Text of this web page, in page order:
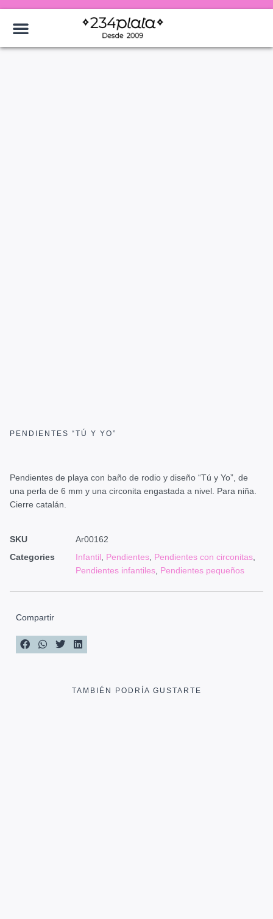
PENDIENTES “TÚ Y YO”
Pendientes de playa con baño de rodio y diseño “Tú y Yo”, de
una perla de 6 mm y una circonita engastada a nivel. Para niña.
Cierre catalán.
SKU
Ar00162
Categories
Infantil Pendientes Pendientes con circonitas
Pendientes infantiles Pendientes pequeños
Compartir
TAMBIÉN PODRÍA GUSTARTE